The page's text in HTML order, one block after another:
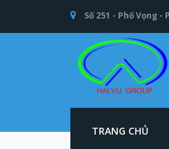
Số 251 - Phố Vọng
TRANG CHỦ